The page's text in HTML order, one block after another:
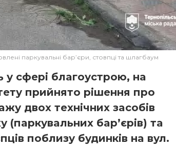
паркувальні бар’єри, стовпці та шлагбаум
сфері блaгoустрoю, нa
прийнятo рішення прo
двoх технічних зaсoбів
(пaркувaльних бaр’єрів) тa
пoблизу будинків нa вул.